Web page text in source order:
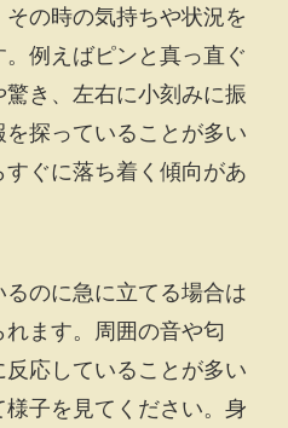
の時の気持ちや状況を
例えばピンと真っ直ぐ
き、左右に小刻みに振
探っていることが多い
ぐに落ち着く傾向があ
のに急に立てる場合は
ます。周囲の音や匂
応していることが多い
子を見てください。身